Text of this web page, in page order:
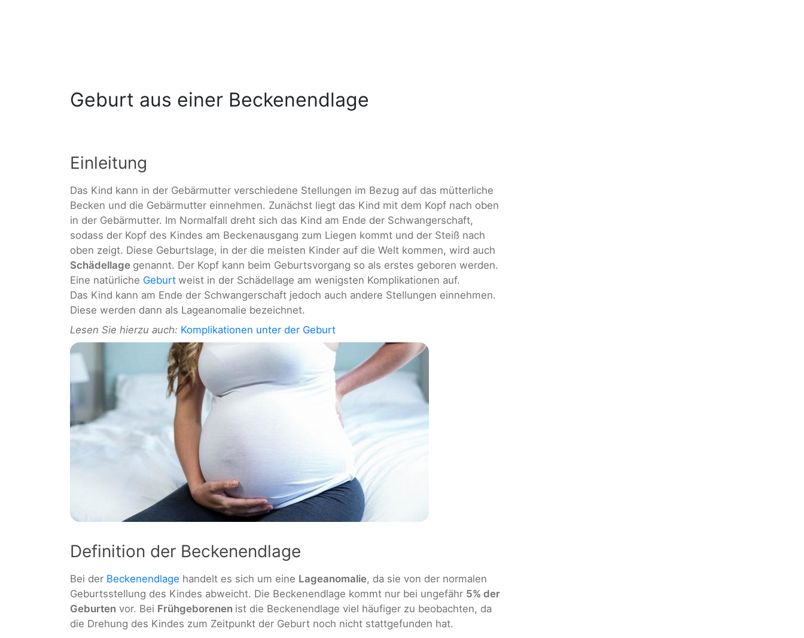
Geburt aus einer Beckenendlage
Einleitung
Das Kind kann in der Gebärmutter verschiedene Stellungen im Bezug auf das mütterliche
Becken und die Gebärmutter einnehmen. Zunächst liegt das Kind mit dem Kopf nach oben
in der Gebärmutter. Im Normalfall dreht sich das Kind am Ende der Schwangerschaft,
sodass der Kopf des Kindes am Beckenausgang zum Liegen kommt und der Steiß nach
oben zeigt. Diese Geburtslage, in der die meisten Kinder auf die Welt kommen, wird auch
Schädellage genannt. Der Kopf kann beim Geburtsvorgang so als erstes geboren werden.
Eine natürliche Geburt weist in der Schädellage am wenigsten Komplikationen auf.
Das Kind kann am Ende der Schwangerschaft jedoch auch andere Stellungen einnehmen.
Diese werden dann als Lageanomalie bezeichnet.
Lesen Sie hierzu auch: Komplikationen unter der Geburt
Definition der Beckenendlage
Bei der Beckenendlage handelt es sich um eine Lageanomalie, da sie von der normalen
Geburtsstellung des Kindes abweicht. Die Beckenendlage kommt nur bei ungefähr 5% der
Geburten vor. Bei Frühgeborenen ist die Beckenendlage viel häufiger zu beobachten, da
die Drehung des Kindes zum Zeitpunkt der Geburt noch nicht stattgefunden hat.